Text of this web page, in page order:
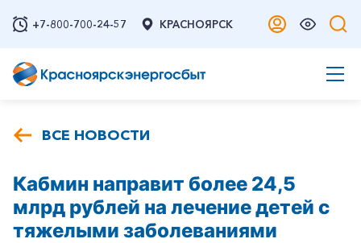
+7-800-700-24-57 КРАСНОЯРСК
ВСЕ НОВОСТИ
Кабмин направит более 24,5
млрд рублей на лечение детей с
тяжелыми заболеваниями